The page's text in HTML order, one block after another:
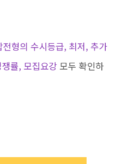
형의 수시등급, 최저, 추가
률, 모집요강모두 확인하